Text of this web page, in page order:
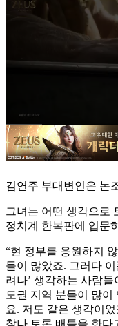
김연주 부대변인은 논
그녀는 어떤 생각으로
정치계 한복판에 입문
“현 정부를 응원하지
들이 많았죠. 그러다
려나’ 생각하는 사람
도권 지역 분들이 많이
요. 저도 같은 생각이